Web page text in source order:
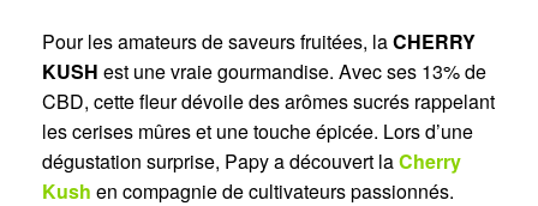
Pour les amateurs de saveurs fruitées, laCHERRY
KUSH est une vraie gourmandise. Avec ses 13% de
CBD, cette fleur dévoile des arômes sucrés rappelant
les cerises mûres et une touche épicée. Lors d’une
dégustation surprise, Papy a découvert laCherry
Kush en compagnie de cultivateurs passionnés.